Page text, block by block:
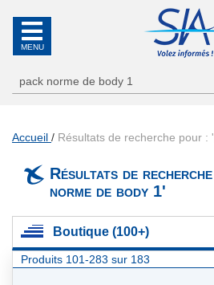
Accueil Résultats de recherche pour :
Résultats de
norme de body 1'
Boutique (100+)
Produits 101-283 sur 183